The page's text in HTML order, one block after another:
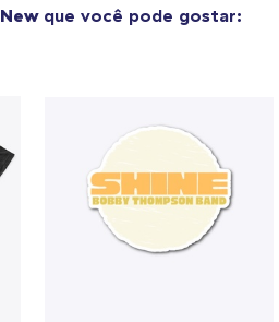
Newque você pode gostar: